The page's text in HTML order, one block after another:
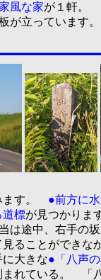
風な家が１軒。
が立っています
ます。 ●前方に
道標が見つかり
は途中、右手の
見ることができ
大きな●「八声
れている。 「